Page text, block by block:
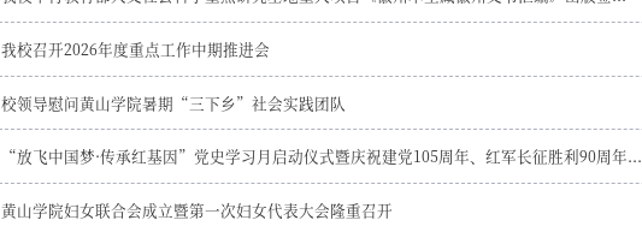
我校召开2026年度重点工作中期推进会
校领导慰问黄山学院暑期“三下乡”社会实践团队
“放飞中国梦·传承红基因”党史学习月启动仪式暨庆祝建党105周年、红军长征胜利90周年...
黄山学院妇女联合会成立暨第一次妇女代表大会隆重召开